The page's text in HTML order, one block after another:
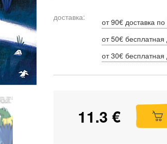
доставка:
от 90€ доставка
от 50€
от 30€
11.3 €